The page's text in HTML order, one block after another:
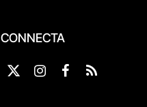
CONNECTA
X
InstagramFacebook
RSS